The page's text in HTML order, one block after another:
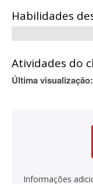
Habilidades
Atividades do
Última visualização:
Informações